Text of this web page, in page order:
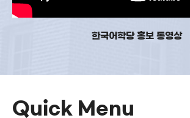
한국어학당 홍보 동영상
Quick Menu